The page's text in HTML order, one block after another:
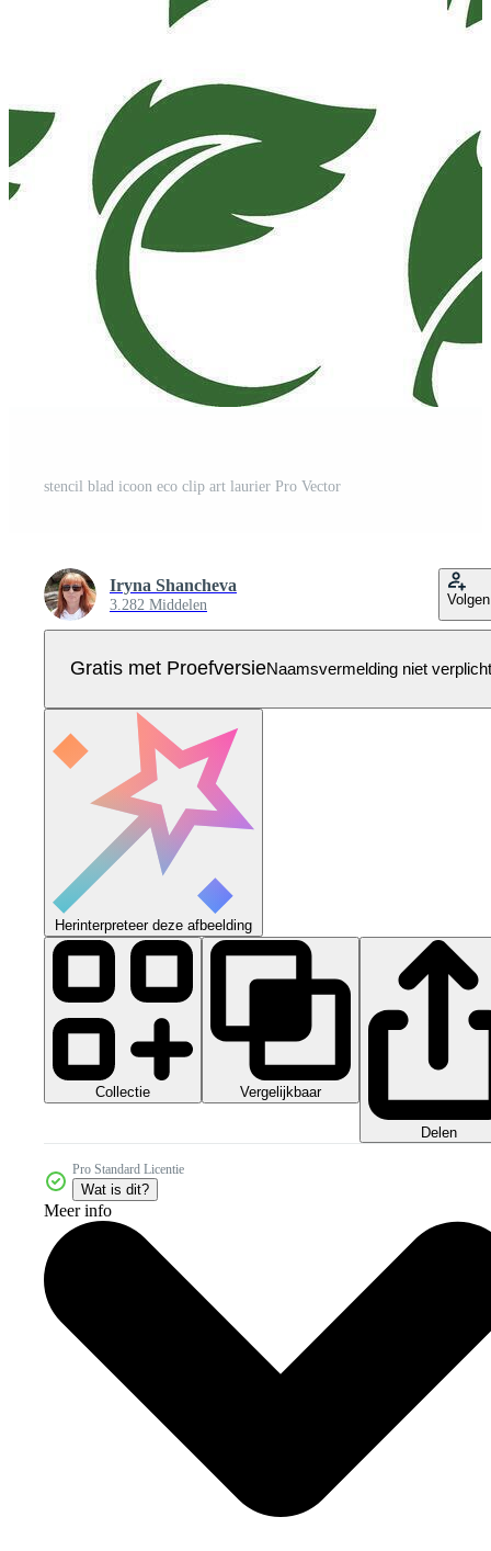
stencil blad icoon eco clip art laurier Pro Vector
Iryna Shancheva
3.282 Middelen Volgen
Gratis met ProefversieNaamsvermelding niet verplicht
Herinterpreteer deze afbeelding
Collectie Vergelijkbaar
Delen
Pro Standard Licentie
Wat is dit?
Meer info